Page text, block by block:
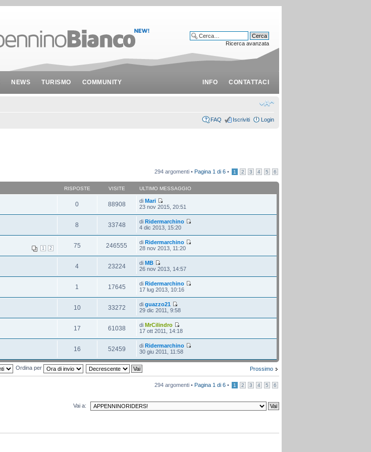
NEWS TURISMO COMMUNITY INFO CONTATTACI
Ricerca avanzata
FAQ Iscriviti Login
294 argomenti • Pagina 1 di 6 • 1 2 3 4 5 6
RISPOSTE VISITE ULTIMO MESSAGGIO
0 88908 diMari
23 nov 2015, 20:51
8 33748 diRidermarchino
4 dic 2013, 15:20
1 2 75 246555 diRidermarchino
28 nov 2013, 11:20
4 23224 diMB
26 nov 2013, 14:57
1 17645 diRidermarchino
17 lug 2013, 10:16
10 33272 diguazzo21
29 dic 2011, 9:58
17 61038 diMrCilindro
17 ott 2011, 14:18
16 52459 diRidermarchino
30 giu 2011, 11:58
Prossimo
Ordina per
294 argomenti • Pagina 1 di 6 • 1 2 3 4 5 6
Vai a: